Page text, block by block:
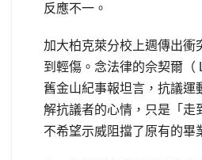
反應不一。
加大柏克萊分校上週傳出衝
到輕傷。念法律的佘契爾（
舊金山紀事報坦言，抗議運
解抗議者的心情，只是「走
不希望示威阻擋了原有的畢